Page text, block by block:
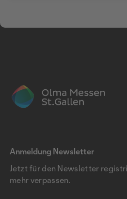
Anmeldung Newsletter
Jetzt für den Newsletter
mehr verpassen.